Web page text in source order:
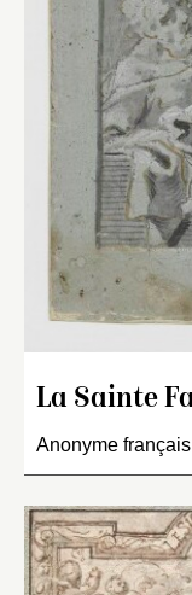
La Sainte
Anonyme français